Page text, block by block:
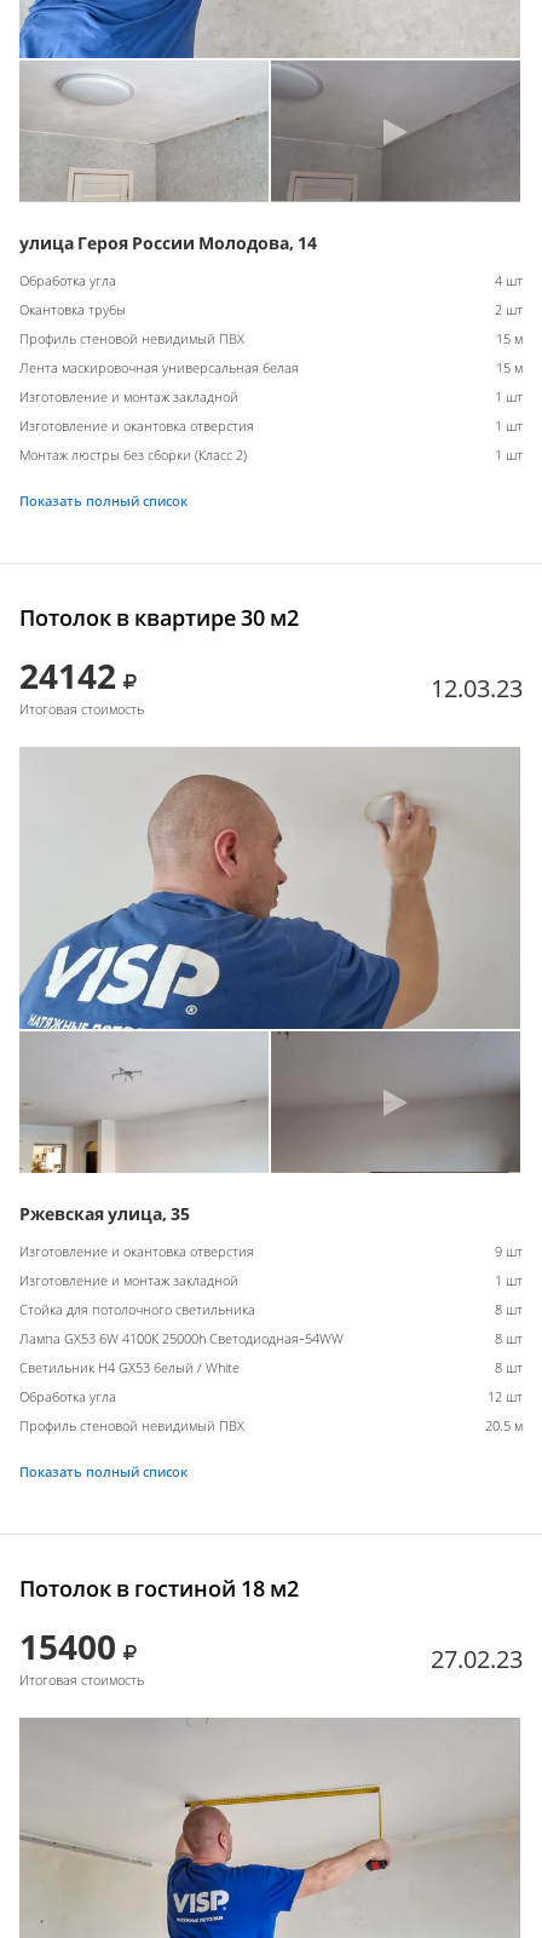
улица Героя России Молодова, 14
Обработка угла
4 шт
Окантовка трубы
2 шт
Профиль стеновой невидимый ПВХ
15 м
Лента маскировочная универсальная белая
15 м
Изготовление и монтаж закладной
1 шт
Изготовление и окантовка отверстия
1 шт
Монтаж люстры без сборки (Класс 2)
1 шт
Показать полный список
Потолок в квартире 30 м2
24142
Итоговая стоимость
12.03.23
Ржевская улица, 35
Изготовление и окантовка отверстия
9 шт
Изготовление и монтаж закладной
1 шт
Стойка для потолочного светильника
8 шт
Лампа GX53 6W 4100К 25000h Светодиодная-54WW
8 шт
Светильник H4 GX53 белый / White
8 шт
Обработка угла
12 шт
Профиль стеновой невидимый ПВХ
20.5 м
Показать полный список
Потолок в гостиной 18 м2
15400
Итоговая стоимость
27.02.23